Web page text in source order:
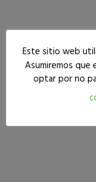
Este sitio web
Asumiremos
optar por no